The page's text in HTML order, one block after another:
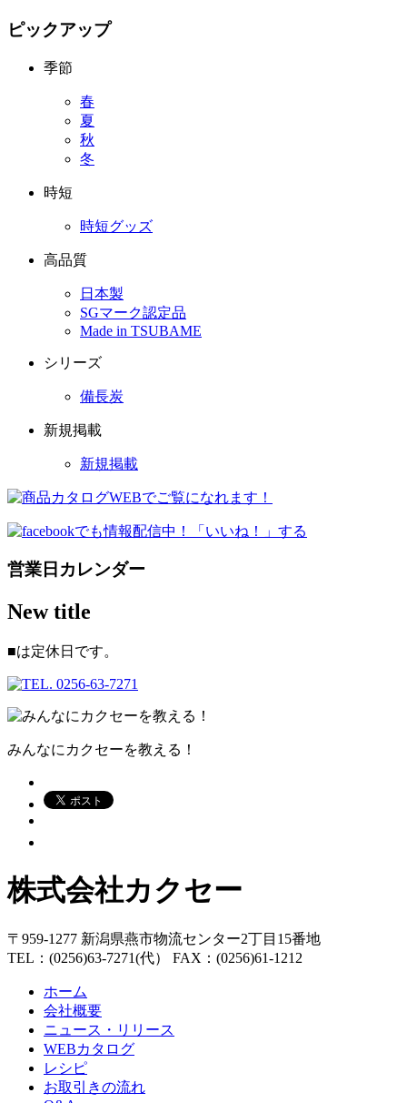
ピックアップ
季節
春
夏
秋
冬
時短
時短グッズ
高品質
日本製
SGマーク認定品
Made in TSUBAME
シリーズ
備長炭
新規掲載
新規掲載
営業日カレンダー
New title
■は定休日です。
みんなにカクセーを教える！
株式会社カクセー
〒959-1277 新潟県燕市物流センター2丁目15番地
TEL：(0256)63-7271(代） FAX：(0256)61-1212
ホーム
会社概要
ニュース・リリース
WEBカタログ
レシピ
お取引きの流れ